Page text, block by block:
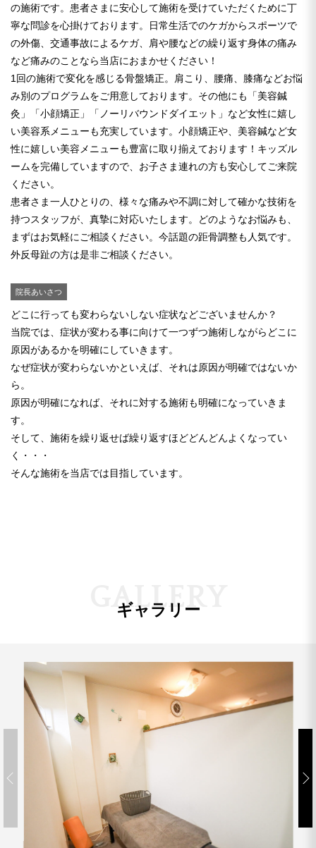
の施術です。患者さまに安心して施術を受けていただくために丁
寧な問診を心掛けております。日常生活でのケガからスポーツで
の外傷、交通事故によるケガ、肩や腰などの繰り返す身体の痛み
など痛みのことなら当店におまかせください！
1回の施術で変化を感じる骨盤矯正。肩こり、腰痛、膝痛などお悩
み別のプログラムをご用意しております。その他にも「美容鍼
灸」「小顔矯正」「ノーリバウンドダイエット」など女性に嬉し
い美容系メニューも充実しています。小顔矯正や、美容鍼など女
性に嬉しい美容メニューも豊富に取り揃えております！キッズル
ームを完備していますので、お子さま連れの方も安心してご来院
ください。
患者さま一人ひとりの、様々な痛みや不調に対して確かな技術を
持つスタッフが、真摯に対応いたします。どのようなお悩みも、
まずはお気軽にご相談ください。今話題の距骨調整も人気です。
外反母趾の方は是非ご相談ください。
院長あいさつ
どこに行っても変わらないしない症状などございませんか？
当院では、症状が変わる事に向けて一つずつ施術しながらどこに
原因があるかを明確にしていきます。
なぜ症状が変わらないかといえば、それは原因が明確ではないか
ら。
原因が明確になれば、それに対する施術も明確になっていきま
す。
そして、施術を繰り返せば繰り返すほどどんどんよくなってい
く・・・
そんな施術を当店では目指しています。
ギャラリー
ALLER